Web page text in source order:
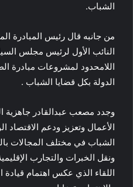
الشباب.
من جانبه قال رئيس المبادرة
النائب الأول لرئيس مجلس
اللامحدود لمشروعات مبادرة
الدولة بكل قضايا الشباب .
وجدد مصعب عبدالقادر جاهزية
الأعمال وتعزيز ودعم الاقتصاد
الشباب في مختلف المجالات
ونقل الخبرات والتجارب
اللقاء الذي عكس اهتمام قيادة